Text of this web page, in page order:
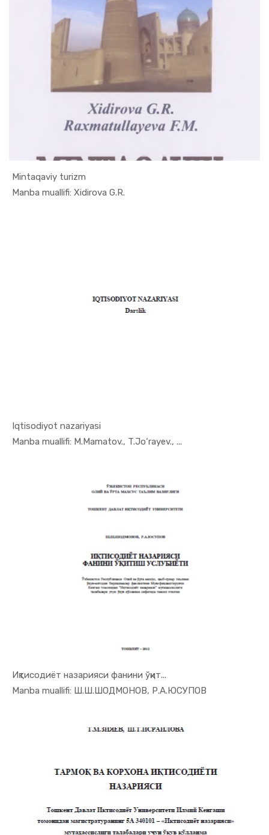
Mintaqaviy turizm
Manba muallifi: Xidirova G.R.In Turizm ...
Iqtisodiyot nazariyasi
Manba muallifi: М.Mamatov., T.Jo‘rayev., ...
In Iqtisod...
Иқтисодиёт назарияси фанини ўқит...
Manba muallifi: Ш.Ш.ШОДМОНОВ, Р.А.ЮСУПОВ
In Iqtisod...